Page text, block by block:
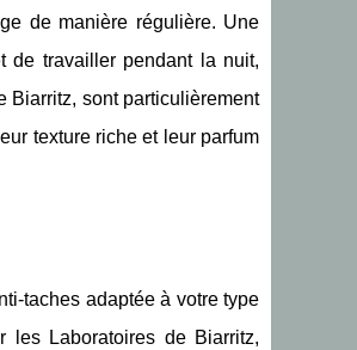
de manière régulière. Une
de travailler pendant la nuit,
Biarritz, sont particulièrement
texture riche et leur parfum
taches adaptée à votre type
les Laboratoires de Biarritz,